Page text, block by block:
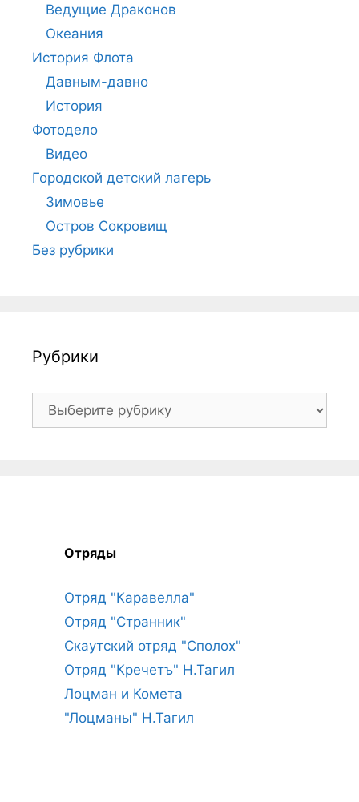
Ведущие Драконов
Океания
История Флота
Давным-давно
История
Фотодело
Видео
Городской детский лагерь
Зимовье
Остров Сокровищ
Без рубрики
Рубрики
Рубрики
Отряды
Отряд "Каравелла"
Отряд "Странник"
Скаутский отряд "Сполох"
Отряд "Кречетъ" Н.Тагил
Лоцман и Комета
"Лоцманы" Н.Тагил